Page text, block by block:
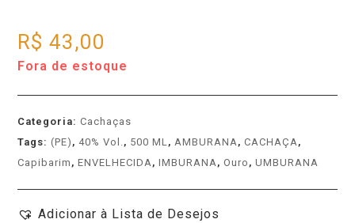
R$ 43,00
Fora de estoque
Categoria:Cachaças
Tags:(PE) , 40% Vol., 500 ML,AMBURANA,CACHAÇA,
Capibarim ,ENVELHECIDA,IMBURANA,Ouro ,UMBURANA
Adicionar à Lista de Desejos